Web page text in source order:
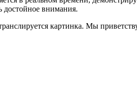
достойное внимания.
картинка. Мы